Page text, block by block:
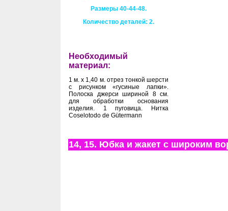
Размеры 40-44-48.
Количество деталей: 2.
Необходимый
материал:
1 м. х 1,40 м. отрез тонкой шерсти
с рисунком «гусиные лапки».
Полоска джерси шириной 8 см.
для обработки основания
изделия. 1 пуговица. Нитка
Coselotodo de Gütermann
14, 15. Юбка и жакет с широким